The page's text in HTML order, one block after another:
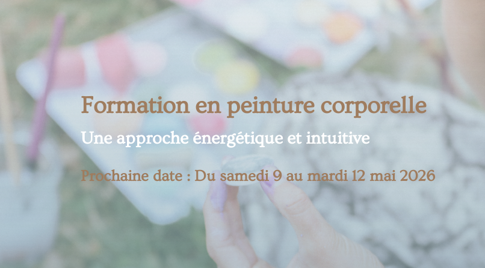
Formation en peinture corporelle
Une approche énergétique et intuitive
Prochaine date : Du samedi 9 au mardi 12 mai 2026